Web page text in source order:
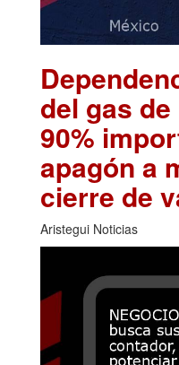
del gas de
90%
apagón a
cierre de
Aristegui Noticias